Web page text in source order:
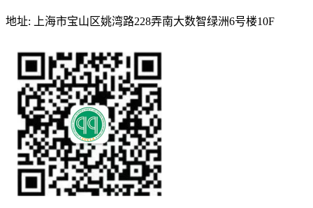
地址: 上海市宝山区姚湾路228弄南大数智绿洲6号楼10F